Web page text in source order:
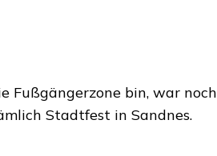
Fußgängerzone bin, war noch
Stadtfest in Sandnes.